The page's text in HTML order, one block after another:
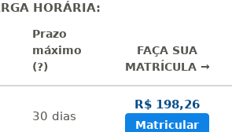
HORÁRIA:
Prazo
máximo
(?)
FAÇA SUA
MATRÍCULA →
30 dias
R$ 198,26
Matricular